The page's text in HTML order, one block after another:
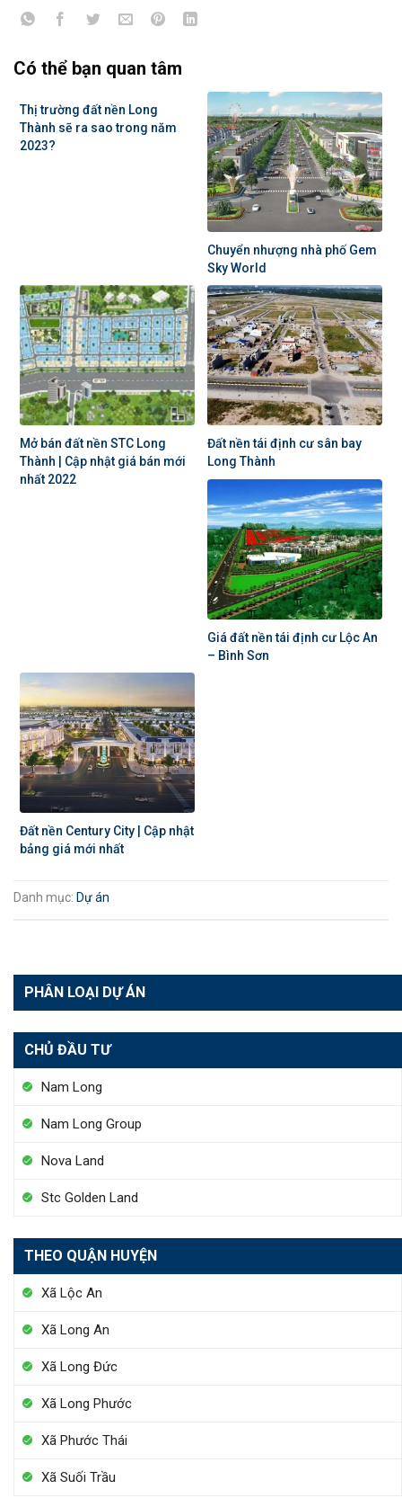
PHÂN LOẠI DỰ ÁN
CHỦ ĐẦU TƯ
Nam Long
Nam Long Group
Nova Land
Stc Golden Land
THEO QUẬN HUYỆN
Xã Lộc An
Xã Long An
Xã Long Đức
Xã Long Phước
Xã Phước Thái
Xã Suối Trầu
Có thể bạn quan tâm
Thị trường đất nền Long
Thành sẽ ra sao trong năm
2023?
Chuyển nhượng nhà phố Gem
Sky World
Mở bán đất nền STC Long
Thành | Cập nhật giá bán mới
nhất 2022
Đất nền tái định cư sân bay
Long Thành
Giá đất nền tái định cư Lộc An
– Bình Sơn
Đất nền Century City | Cập nhật
bảng giá mới nhất
Danh mục: Dự án